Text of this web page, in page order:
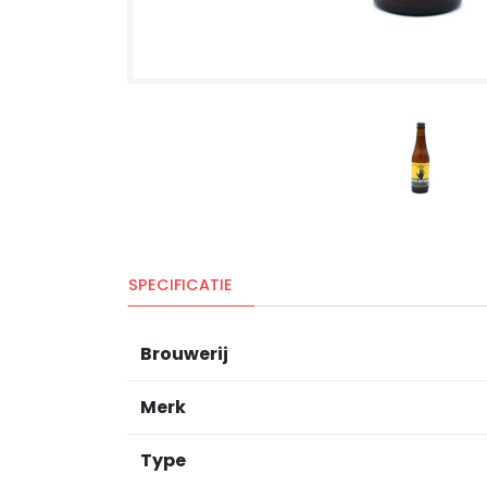
SPECIFICATIE
Brouwerij
Merk
Type